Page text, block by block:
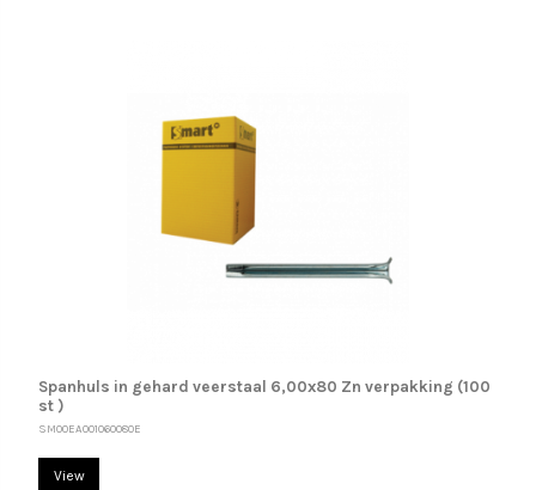
Spanhuls in gehard veerstaal 6,00x80 Zn verpakking (100
st )
SM00EA001060080E
View